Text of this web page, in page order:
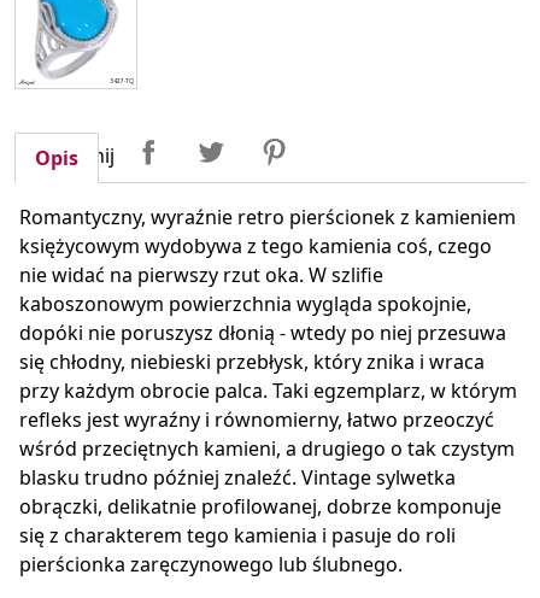
Udostępnij UdostępnijTweetuj
Opis
Romantyczny, wyraźnie retro pierścionek z kamieniem
księżycowym wydobywa z tego kamienia coś, czego
nie widać na pierwszy rzut oka. W szlifie
kaboszonowym powierzchnia wygląda spokojnie,
dopóki nie poruszysz dłonią - wtedy po niej przesuwa
się chłodny, niebieski przebłysk, który znika i wraca
przy każdym obrocie palca. Taki egzemplarz, w którym
refleks jest wyraźny i równomierny, łatwo przeoczyć
wśród przeciętnych kamieni, a drugiego o tak czystym
blasku trudno później znaleźć. Vintage sylwetka
obrączki, delikatnie profilowanej, dobrze komponuje
się z charakterem tego kamienia i pasuje do roli
pierścionka zaręczynowego lub ślubnego.